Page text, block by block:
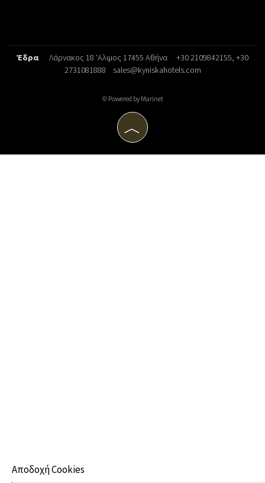
Έδρα Λάρνακος 18 ‘Αλιμος 17455 Αθήνα +30 2109842155, +30
2731081888
sales@kyniskahotels.com
© Powered by Marinet
︿
Αποδοχή Cookies